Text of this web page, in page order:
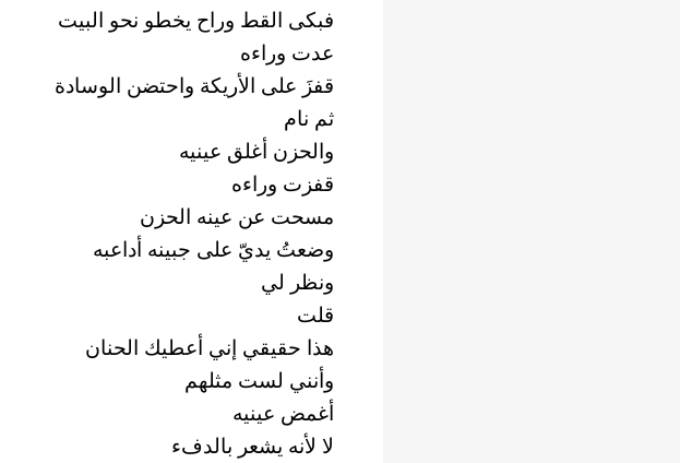
فبكى القط وراح يخطو نحو البيت
عدت وراءه
قفزَ على الأريكة واحتضن الوسادة
ثم نام
والحزن أغلق عينيه
قفزت وراءه
مسحت عن عينه الحزن
وضعتُ يديّ على جبينه أداعبه
ونظر لي
قلت
هذا حقيقي إني أعطيك الحنان
وأنني لست مثلهم
أغمض عينيه
لا لأنه يشعر بالدفء